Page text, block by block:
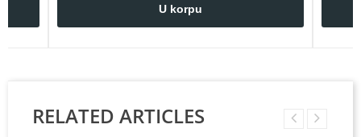
U korpu
RELATED ARTICLES